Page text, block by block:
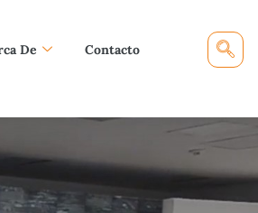
De Contacto